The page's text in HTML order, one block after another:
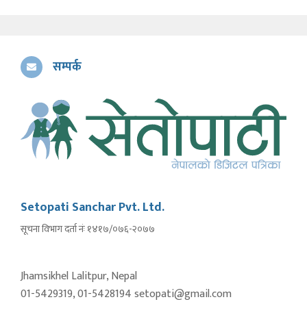
सम्पर्क
Setopati Sanchar Pvt. Ltd.
सूचना विभाग दर्ता नंः १४१७/०७६-२०७७
Jhamsikhel Lalitpur, Nepal
01-5429319, 01-5428194 setopati@gmail.com